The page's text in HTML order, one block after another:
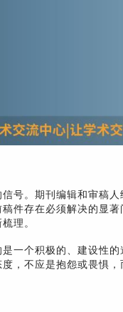
号。期刊编辑和审稿
件存在必须解决的显
理。
一个积极的、建设性
，不应是抱怨或畏惧